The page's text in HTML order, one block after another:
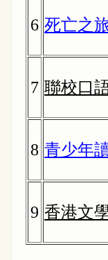
6 死亡之
7 聯校口
8 青少年
9 香港文